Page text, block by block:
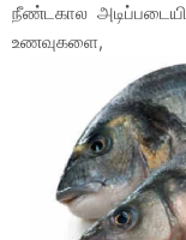
நீண்டகால
உணவுகளை,